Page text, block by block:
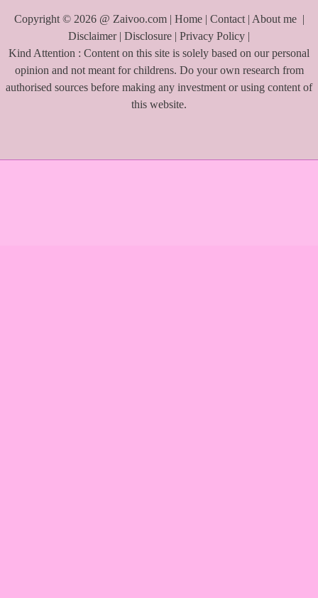
Copyright © 2026 @ Zaivoo.com | Home| Contact| About me |
Disclaimer| Disclosure | Privacy Policy |
Kind Attention : Content on this site is solely based on our personal
opinion and not meant for childrens. Do your own research from
authorised sources before making any investment or using content of
this website.